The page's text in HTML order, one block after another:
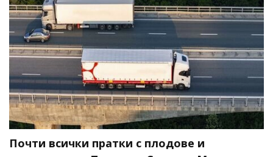
Почти всички пратки с плодове и